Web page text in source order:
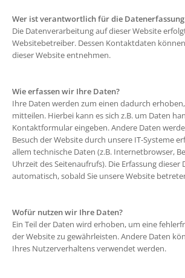
Wer ist verantwortlich für die Datenerfassung
Die Datenverarbeitung auf dieser Website
Websitebetreiber. Dessen Kontaktdaten
dieser Website entnehmen.
Wie erfassen wir Ihre Daten?
Ihre Daten werden zum einen dadurch
mitteilen. Hierbei kann es sich z.B. um Daten
Kontaktformular eingeben. Andere Daten
Besuch der Website durch unsere IT-Systeme
allem technische Daten (z.B. Internetbrowser,
Uhrzeit des Seitenaufrufs). Die Erfassung dieser
automatisch, sobald Sie unsere Website
Wofür nutzen wir Ihre Daten?
Ein Teil der Daten wird erhoben, um eine
der Website zu gewährleisten. Andere Daten
Ihres Nutzerverhaltens verwendet werden.